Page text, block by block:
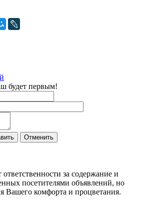
будет первым!
Отменить
за содержание и
посетителями объявлений, но
Вашего комфорта и процветания.